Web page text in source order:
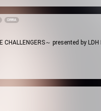
CIRRA
CHALLENGERS～ presented by